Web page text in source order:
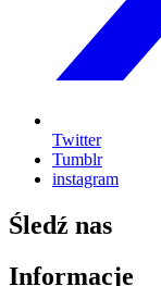
Twitter
Tumblr
instagram
Śledź nas
Informacje